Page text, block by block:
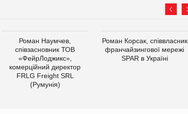
Роман Наумчев,
співзасновник ТОВ
«ФейрЛоджикс»,
комерційний директор
FRLG Freight SRL
(Румунія)
Роман Корсак, співвласник
франчайзингової мережі
SPAR в Україні